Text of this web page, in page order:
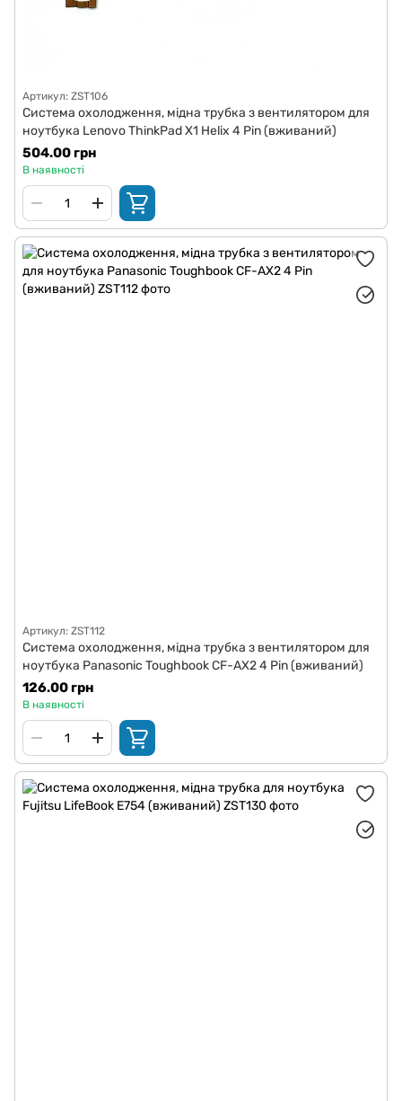
Артикул: ZST106
Система охолодження, мідна трубка з вентилятором для
ноутбука Lenovo ThinkPad X1 Helix 4 Pin (вживаний)
504.00 грн
В наявності
Артикул: ZST112
Система охолодження, мідна трубка з вентилятором для
ноутбука Panasonic Toughbook CF-AX2 4 Pin (вживаний)
126.00 грн
В наявності